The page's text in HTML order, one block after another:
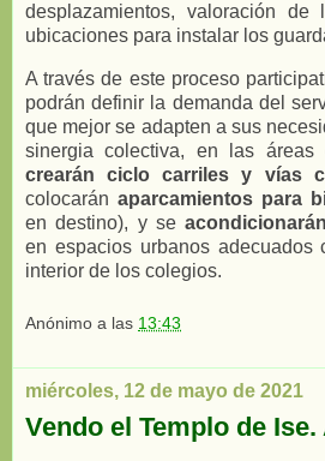
desplazamientos, valoración de
ubicaciones para instalar los
A través de este proceso
podrán definir la demanda del
que mejor se adapten a sus
sinergia colectiva, en las áreas
crearán ciclo carriles y vías
colocarán aparcamientos para
en destino), y se
en espacios urbanos adecuados
interior de los colegios.
Anónimo a las 13:43
miércoles, 12 de mayo de 2021
Vendo el Templo de